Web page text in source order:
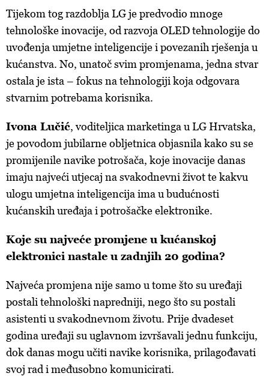
Tijekom tog razdoblja LG je predvodio mnoge
tehnološke inovacije, od razvoja OLED tehnologije do
uvođenja umjetne inteligencije i povezanih rješenja u
kućanstva. No, unatoč svim promjenama, jedna stvar
ostala je ista – fokus na tehnologiji koja odgovara
stvarnim potrebama korisnika.
Ivona Lučić, voditeljica marketinga u LG Hrvatska,
je povodom jubilarne obljetnica objasnila kako su se
promijenile navike potrošača, koje inovacije danas
imaju najveći utjecaj na svakodnevni život te kakvu
ulogu umjetna inteligencija ima u budućnosti
kućanskih uređaja i potrošačke elektronike.
Koje su najveće promjene u kućanskoj
elektronici nastale u zadnjih 20 godina?
Najveća promjena nije samo u tome što su uređaji
postali tehnološki napredniji, nego što su postali
asistenti u svakodnevnom životu. Prije dvadeset
godina uređaji su uglavnom izvršavali jednu funkciju,
dok danas mogu učiti navike korisnika, prilagođavati
svoj rad i međusobno komunicirati.